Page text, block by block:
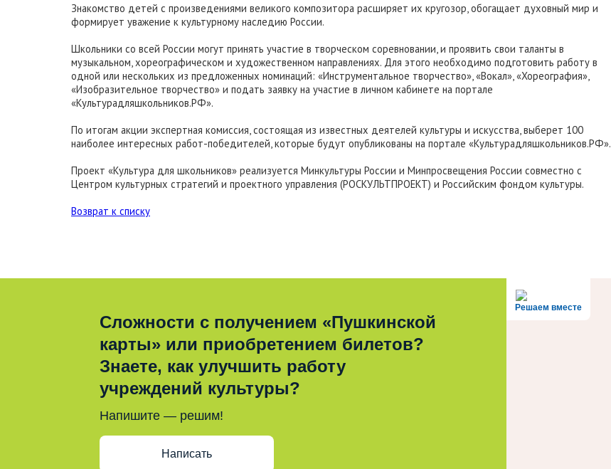
Знакомство детей с произведениями великого композитора расширяет их кругозор, обогащает духовный мир и
формирует уважение к культурному наследию России.
Школьники со всей России могут принять участие в творческом соревновании, и проявить свои таланты в
музыкальном, хореографическом и художественном направлениях. Для этого необходимо подготовить работу в
одной или нескольких из предложенных номинаций: «Инструментальное творчество», «Вокал», «Хореография»,
«Изобразительное творчество» и подать заявку на участие в личном кабинете на портале
«Культурадляшкольников.РФ».
По итогам акции экспертная комиссия, состоящая из известных деятелей культуры и искусства, выберет 100
наиболее интересных работ-победителей, которые будут опубликованы на портале «Культурадляшкольников.РФ».
Проект «Культура для школьников» реализуется Минкультуры России и Минпросвещения России совместно с
Центром культурных стратегий и проектного управления (РОСКУЛЬТПРОЕКТ) и Российским фондом культуры.
Возврат к списку
Решаем вместе
Сложности с получением «Пушкинской
карты» или приобретением билетов?
Знаете, как улучшить работу
учреждений культуры?
Напишите — решим!
Написать